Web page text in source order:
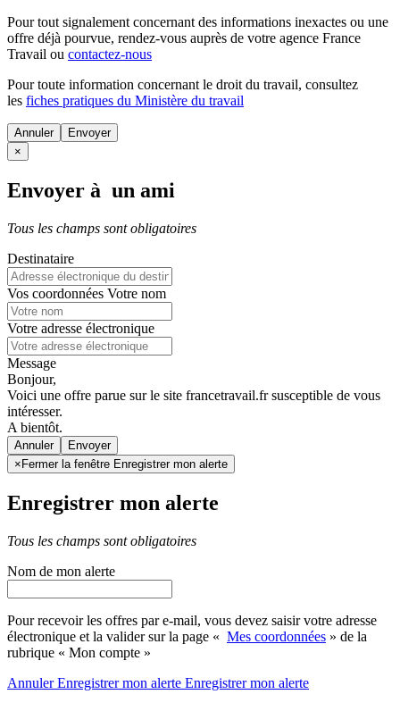
Pour tout signalement concernant des informations inexactes ou une
offre déjà pourvue, rendez-vous auprès de votre agence France
Travail ou contactez-nous
Pour toute information concernant le droit du travail, consultez
les fiches pratiques du Ministère du travail
Annuler
×
Envoyer à un ami
Tous les champs sont obligatoires
Destinataire
Vos coordonnées Votre nom
Votre adresse électronique
Message
Bonjour,
Voici une offre parue sur le site francetravail.fr susceptible de vous
intéresser.
A bientôt.
Annuler
× Fermer la fenêtre Enregistrer mon alerte
Enregistrer mon alerte
Tous les champs sont obligatoires
Nom de mon alerte
Pour recevoir les offres par e-mail, vous devez saisir votre adresse
électronique et la valider sur la page « Mes coordonnées » de la
rubrique « Mon compte »
AnnulerEnregistrer mon alerte Enregistrermon alerte